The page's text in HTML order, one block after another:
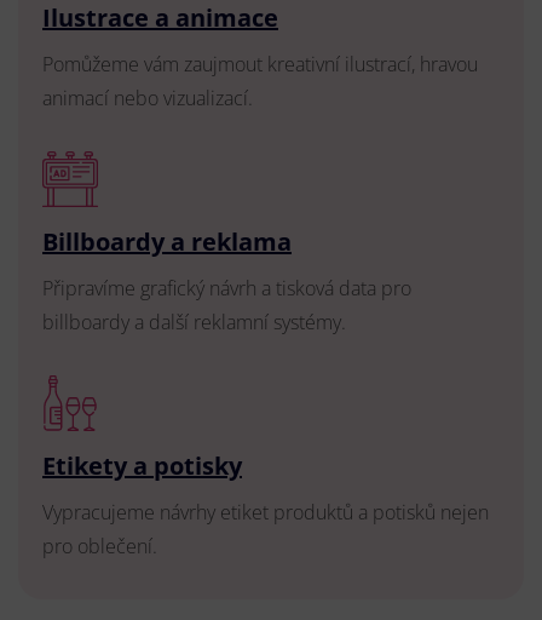
Ilustrace a animace
Pomůžeme vám zaujmout kreativní ilustrací, hravou
animací nebo vizualizací.
Billboardy a reklama
Připravíme grafický návrh a tisková data pro
billboardy a další reklamní systémy.
Etikety a potisky
Vypracujeme návrhy etiket produktů a potisků nejen
pro oblečení.